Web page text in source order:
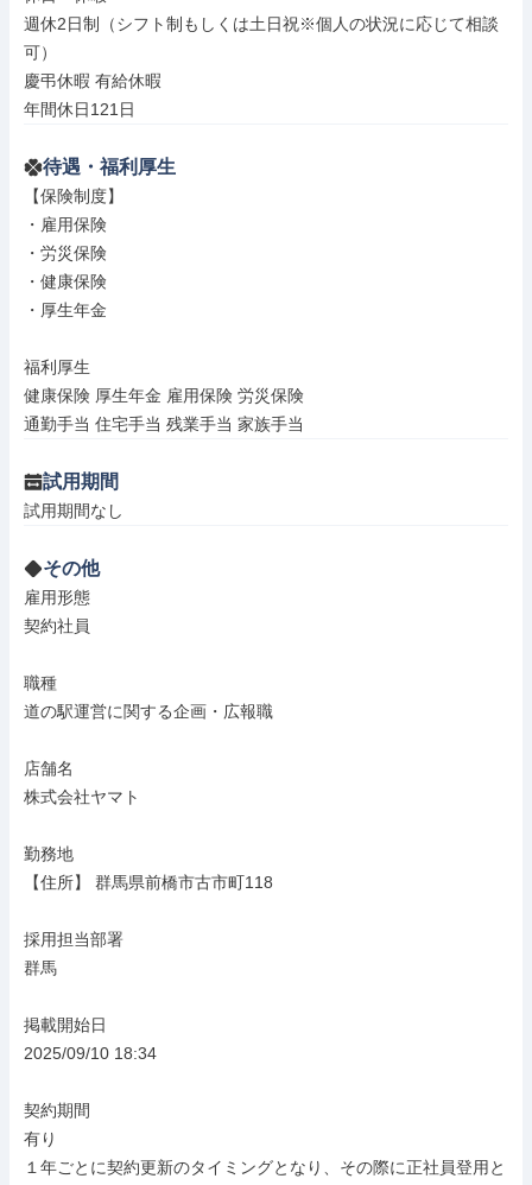
週休2日制（シフト制もしくは土日祝※個人の状況に応じて相談
可）
慶弔休暇 有給休暇
年間休日121日
待遇・福利厚生
【保険制度】
・雇用保険
・労災保険
・健康保険
・厚生年金
福利厚生
健康保険 厚生年金 雇用保険 労災保険
通勤手当 住宅手当 残業手当 家族手当
試用期間
試用期間なし
その他
雇用形態
契約社員
職種
道の駅運営に関する企画・広報職
店舗名
株式会社ヤマト
勤務地
【住所】 群馬県前橋市古市町118
採用担当部署
群馬
掲載開始日
2025/09/10 18:34
契約期間
有り
１年ごとに契約更新のタイミングとなり、その際に正社員登用と